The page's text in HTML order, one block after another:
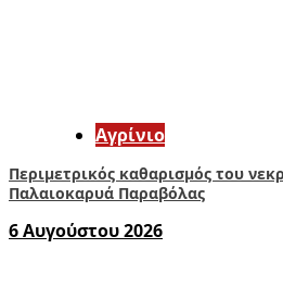
Aγρίνιο
Περιμετρικός καθαρισμός του
Παλαιοκαρυά Παραβόλας
6 Αυγούστου 2026